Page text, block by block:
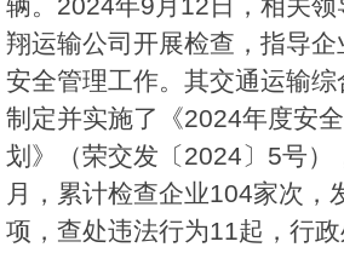
翔运输公司开展检查，指导
安全管理工作。其交通运输综
制定并实施了《2024年度安
划》（荣交发〔2024〕5号
月，累计检查企业104家次，
项，查处违法行为11起，行